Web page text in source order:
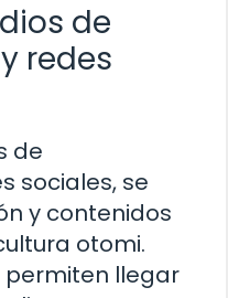
de
redes
de
sociales, se
y contenidos
otomi.
llegar